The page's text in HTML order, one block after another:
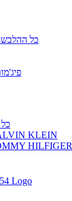
כל
KLEIN
HILFIGER